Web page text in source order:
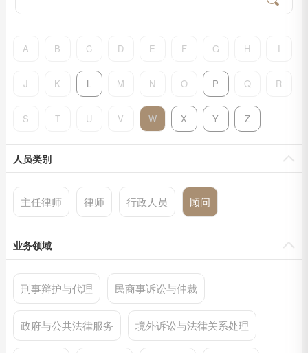
A B C D E F G H I
J K L M N O P Q R
S T U V W X Y Z
人员类别
主任律师 律师 行政人员 顾问
业务领域
刑事辩护与代理 民商事诉讼与仲裁
政府与公共法律服务 境外诉讼与法律关系处理